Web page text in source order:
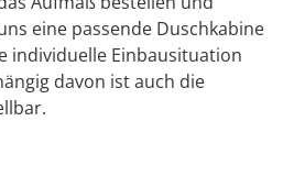
eine passende Duschkabine
individuelle Einbausituation
davon ist auch die